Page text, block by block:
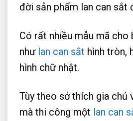
đời sản phẩm lan can sắt
Có rất nhiều mẫu mã cho
nhưlan can sắt hình tròn,
hình chữ nhật.
Tùy theo sở thích gia chủ
mà thi công một lan can